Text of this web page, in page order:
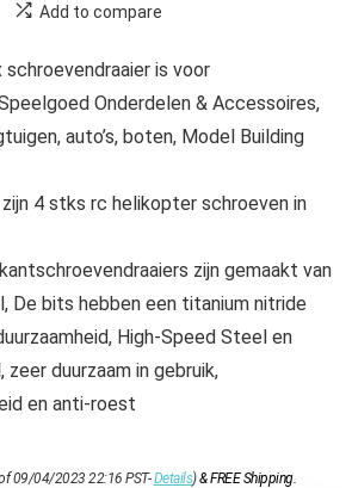
Add to compare
schroevendraaier is voor
Onderdelen & Accessoires,
auto’s, boten, Model Building
zijn 4 stks rc helikopter schroeven in
zijn gemaakt van
De bits hebben een titanium nitride
High-Speed Steel en
zeer duurzaam in gebruik,
en anti-roest
09/04/2023 22:16 PST-Details)&FREE Shipping.